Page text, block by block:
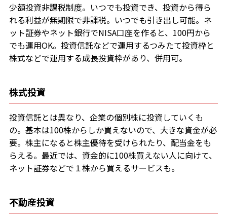
少額投資非課税制度。いつでも投資でき、投資から得ら
れる利益が無期限で非課税。いつでも引き出し可能。ネ
ット証券やネット銀行でNISA口座を作ると、100円から
でも運用OK。投資信託などで運用するつみたて投資枠と
株式などで運用する成長投資枠があり、併用可。
株式投資
投資信託とは異なり、企業の個別株に投資していくも
の。基本は100株からしか買えないので、大きな資金が必
要。株主になると株主優待を受けられたり、配当金をも
らえる。最近では、資金的に100株買えない人に向けて、
ネット証券などで１株から買えるサービスも。
不動産投資